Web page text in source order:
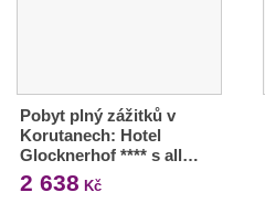
Pobyt plný zážitků v
Korutanech: Hotel
Glocknerhof **** s all…
2 638 Kč